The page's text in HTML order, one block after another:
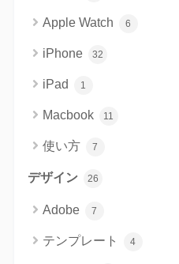
Apple Watch 6
iPhone 32
iPad 1
Macbook 11
使い方 7
デザイン 26
Adobe 7
テンプレート 4